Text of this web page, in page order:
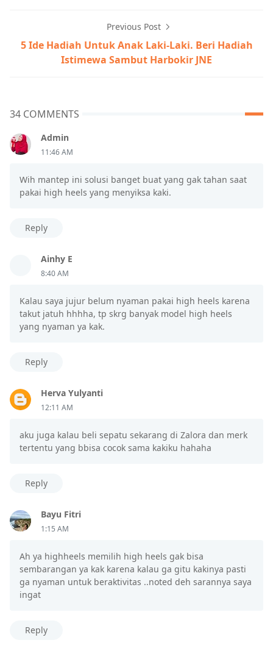
Previous Post
5 Ide Hadiah Untuk Anak Laki-Laki. Beri Hadiah
Istimewa Sambut Harbokir JNE
34 COMMENTS
Admin
11:46 AM
Wih mantep ini solusi banget buat yang gak tahan saat
pakai high heels yang menyiksa kaki.
Reply
Ainhy E
8:40 AM
Kalau saya jujur belum nyaman pakai high heels karena
takut jatuh hhhha, tp skrg banyak model high heels
yang nyaman ya kak.
Reply
Herva Yulyanti
12:11 AM
aku juga kalau beli sepatu sekarang di Zalora dan merk
tertentu yang bbisa cocok sama kakiku hahaha
Reply
Bayu Fitri
1:15 AM
Ah ya highheels memilih high heels gak bisa
sembarangan ya kak karena kalau ga gitu kakinya pasti
ga nyaman untuk beraktivitas ..noted deh sarannya saya
ingat
Reply